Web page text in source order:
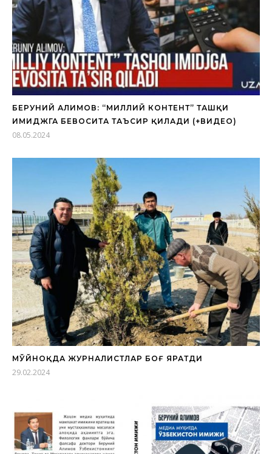
БЕРУНИЙ АЛИМОВ: “МИЛЛИЙ КОНТЕНТ” ТАШҚИ
ИМИДЖГА БЕВОСИТА ТАЪСИР ҚИЛАДИ (+ВИДЕО)
08.05.2024
МЎЙНОҚДА ЖУРНАЛИСТЛАР БОҒ ЯРАТДИ
29.02.2024